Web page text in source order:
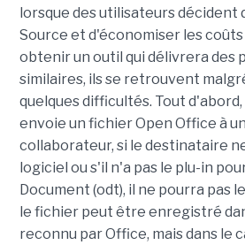
lorsque des utilisateurs décident
Source et d'économiser les
obtenir un outil qui délivrera des
similaires, ils se retrouvent
quelques difficultés. Tout
envoie un fichier Open Office à
collaborateur, si le destinataire
logiciel ou s'il n'a pas le plu-in
Document (odt), il ne pourra pas
le fichier peut être enregistré
reconnu par Office, mais dans le